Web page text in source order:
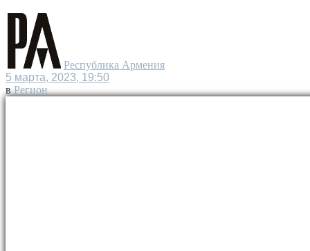
Республика Армения
5 марта, 2023, 19:50
в Регион